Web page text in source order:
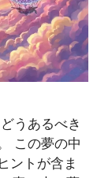
うあるべき
この夢の中
ントが含ま